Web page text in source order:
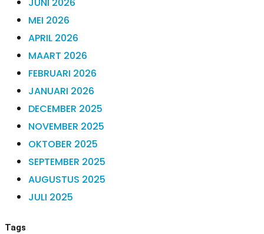
JUNI 2026
MEI 2026
APRIL 2026
MAART 2026
FEBRUARI 2026
JANUARI 2026
DECEMBER 2025
NOVEMBER 2025
OKTOBER 2025
SEPTEMBER 2025
AUGUSTUS 2025
JULI 2025
Tags